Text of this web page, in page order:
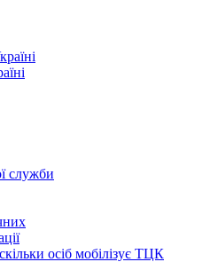
служби
осіб мобілізує ТЦК